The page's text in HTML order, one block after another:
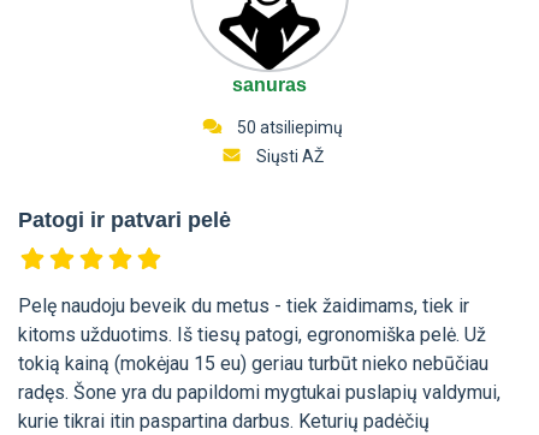
sanuras
50 atsiliepimų
Siųsti AŽ
Patogi ir patvari pelė
Pelę naudoju beveik du metus - tiek žaidimams, tiek ir
kitoms užduotims. Iš tiesų patogi, egronomiška pelė. Už
tokią kainą (mokėjau 15 eu) geriau turbūt nieko nebūčiau
radęs. Šone yra du papildomi mygtukai puslapių valdymui,
kurie tikrai itin paspartina darbus. Keturių padėčių